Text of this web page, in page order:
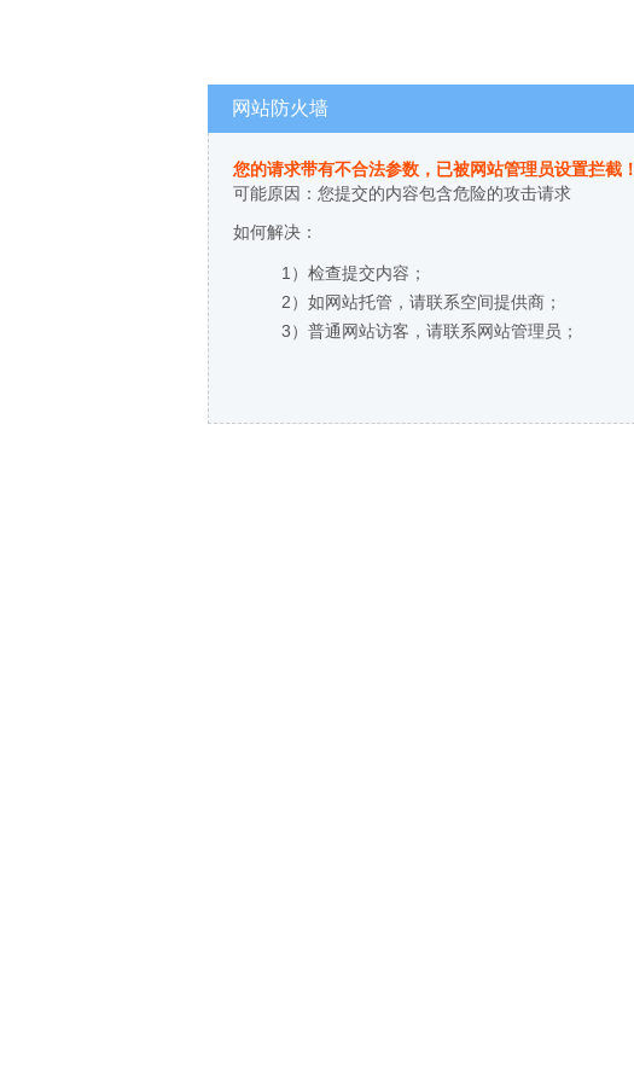
网站防火墙
您的请求带有不合法参数，已被网站管理员设置拦截！
可能原因：您提交的内容包含危险的攻击请求
如何解决：
1）检查提交内容；
2）如网站托管，请联系空间提供商；
3）普通网站访客，请联系网站管理员；